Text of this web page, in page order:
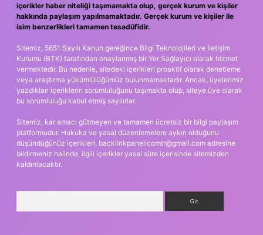
içerikler haber niteliği taşımamakta olup, gerçek kurum ve kişiler
hakkında paylaşım yapılmamaktadır. Gerçek kurum ve kişiler ile
isim benzerlikleri tamamen tesadüfidir.
Sitemiz, 5651 Sayılı Kanun gereğince Bilgi Teknolojileri ve İletişim
Kurumu (BTK) tarafından onaylanmış bir Yer Sağlayıcı olarak hizmet
vermektedir. Bu nedenle, sitedeki içerikleri proaktif olarak denetleme
veya araştırma yükümlülüğümüz bulunmamaktadır. Ancak, üyelerimiz
yazdıkları içeriklerin sorumluluğunu taşımakta olup, siteye üye olarak
bu sorumluluğu kabul etmiş sayılırlar.
Sitemiz, kar amacı gütmeyen ve tamamen ücretsiz bir bilgi paylaşım
platformudur. Hukuka ve yasal düzenlemelere aykırı olduğunu
düşündüğünüz içerikleri, backlinkpanelicomtr@gmail.com adresine
bildirmeniz halinde, ilgili içerikler yasal süre içerisinde sitemizden
kaldırılacaktır.